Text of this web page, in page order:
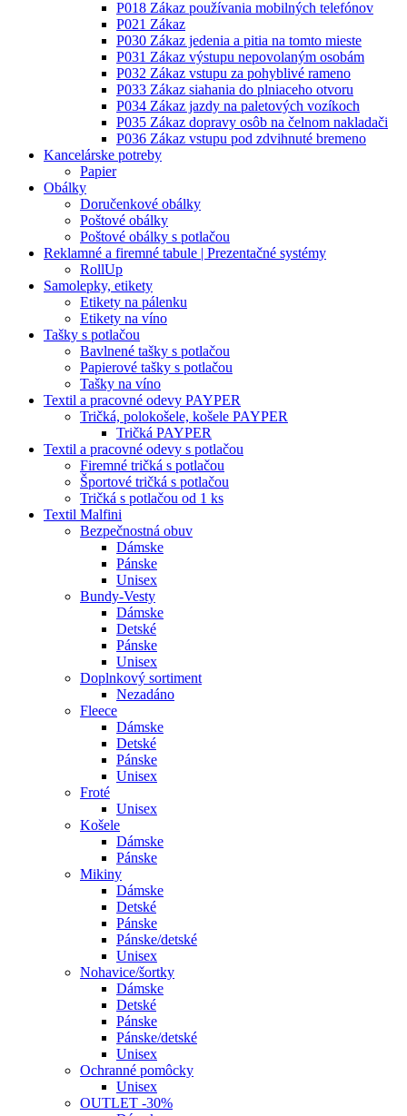
P018 Zákaz používania mobilných telefónov
P021 Zákaz
P030 Zákaz jedenia a pitia na tomto mieste
P031 Zákaz výstupu nepovolaným osobám
P032 Zákaz vstupu za pohyblivé rameno
P033 Zákaz siahania do plniaceho otvoru
P034 Zákaz jazdy na paletových vozíkoch
P035 Zákaz dopravy osôb na čelnom nakladači
P036 Zákaz vstupu pod zdvihnuté bremeno
Kancelárske potreby
Papier
Obálky
Doručenkové obálky
Poštové obálky
Poštové obálky s potlačou
Reklamné a firemné tabule | Prezentačné systémy
RollUp
Samolepky, etikety
Etikety na pálenku
Etikety na víno
Tašky s potlačou
Bavlnené tašky s potlačou
Papierové tašky s potlačou
Tašky na víno
Textil a pracovné odevy PAYPER
Tričká, polokošele, košele PAYPER
Tričká PAYPER
Textil a pracovné odevy s potlačou
Firemné tričká s potlačou
Športové tričká s potlačou
Tričká s potlačou od 1 ks
Textil Malfini
Bezpečnostná obuv
Dámske
Pánske
Unisex
Bundy-Vesty
Dámske
Detské
Pánske
Unisex
Doplnkový sortiment
Nezadáno
Fleece
Dámske
Detské
Pánske
Unisex
Froté
Unisex
Košele
Dámske
Pánske
Mikiny
Dámske
Detské
Pánske
Pánske/detské
Unisex
Nohavice/šortky
Dámske
Detské
Pánske
Pánske/detské
Unisex
Ochranné pomôcky
Unisex
OUTLET -30%